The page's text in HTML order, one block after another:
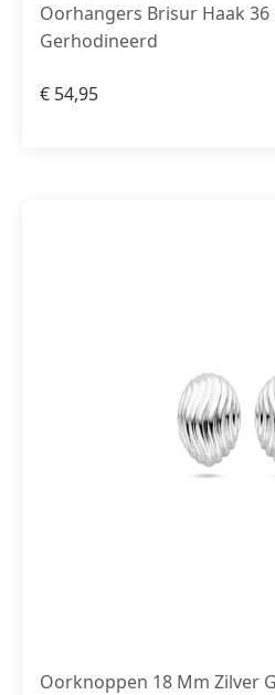
Oorhangers Brisur Haak
Gerhodineerd
€ 54,95
Oorknoppen 18 Mm Zilver